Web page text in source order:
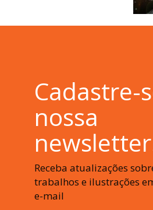
Cadastre-
nossa
Receba atualizações
trabalhos e ilustrações
e-mail